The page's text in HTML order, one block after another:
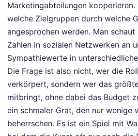
Marketingabteilungen
welche Zielgruppen durch welche
angesprochen werden. Man
Zahlen in sozialen Netzwerken an
Sympathiewerte in
Die Frage ist also nicht, wer die
verkörpert, sondern wer das
mitbringt, ohne dabei das Budget
ein schmaler Grat, den nur wenige
beherrschen. Es ist ein Spiel mit